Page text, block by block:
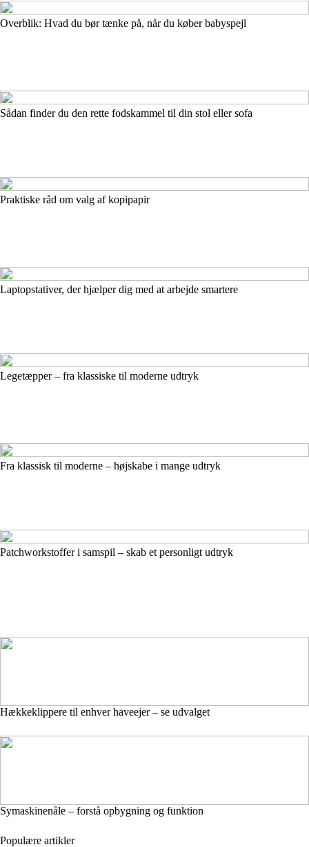
Overblik: Hvad du bør tænke på, når du køber babyspejl
Sådan finder du den rette fodskammel til din stol eller sofa
Praktiske råd om valg af kopipapir
Laptopstativer, der hjælper dig med at arbejde smartere
Legetæpper – fra klassiske til moderne udtryk
Fra klassisk til moderne – højskabe i mange udtryk
Patchworkstoffer i samspil – skab et personligt udtryk
Hækkeklippere til enhver haveejer – se udvalget
Symaskinenåle – forstå opbygning og funktion
Populære artikler